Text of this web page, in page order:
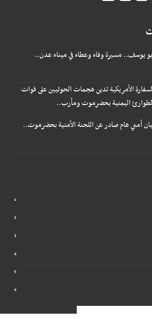
يوسف.. مسيرة وفاء وعطاء في ميناء عدن..
الأمريكية تدين هجمات الحوثيين على قوات
اليمنية بحضرموت ومأرب..
أمني هام صادر عن اللجنة الأمنية بحضرموت..